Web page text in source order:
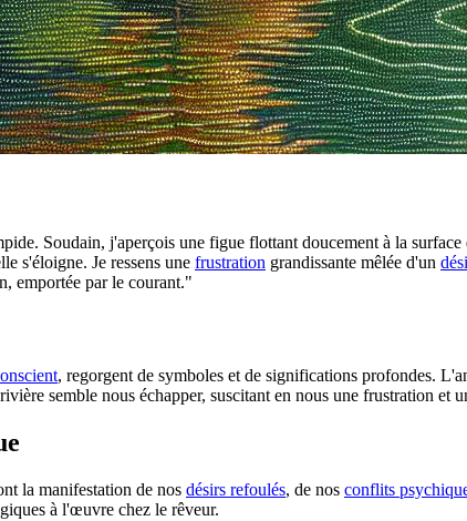
Soudain, j'aperçois une figue flottant doucement à la
s'éloigne. Je ressens une frustration grandissante mêlée d'un
emportée par le courant."
, regorgent de symboles et de significations profondes.
semble nous échapper, suscitant en nous une frustration et
la manifestation de nos désirs refoulés, de nos conflits
à l'œuvre chez le rêveur.